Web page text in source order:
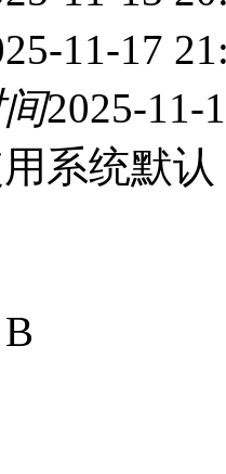
11-17
2025-11-
系统默认